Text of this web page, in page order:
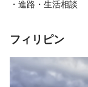
・進路・生活相談
フィリピン